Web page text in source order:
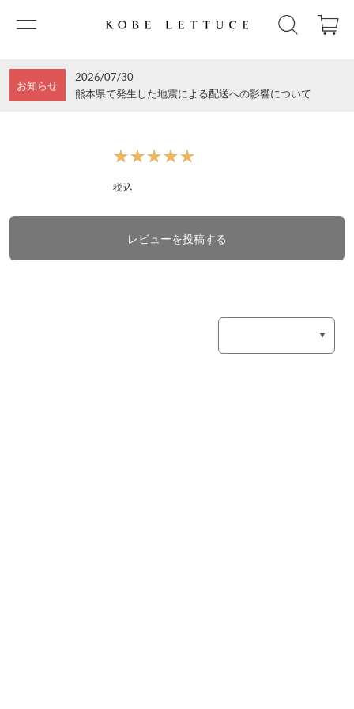
お知らせ
2026/07/30
熊本県で発生した地震による配送への影響について
★★★★★
★★★★★
税込
レビューを投稿する